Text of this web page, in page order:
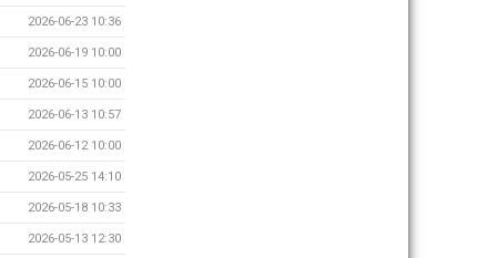
2026-06-23 10:36
2026-06-19 10:00
2026-06-15 10:00
2026-06-13 10:57
2026-06-12 10:00
2026-05-25 14:10
2026-05-18 10:33
2026-05-13 12:30